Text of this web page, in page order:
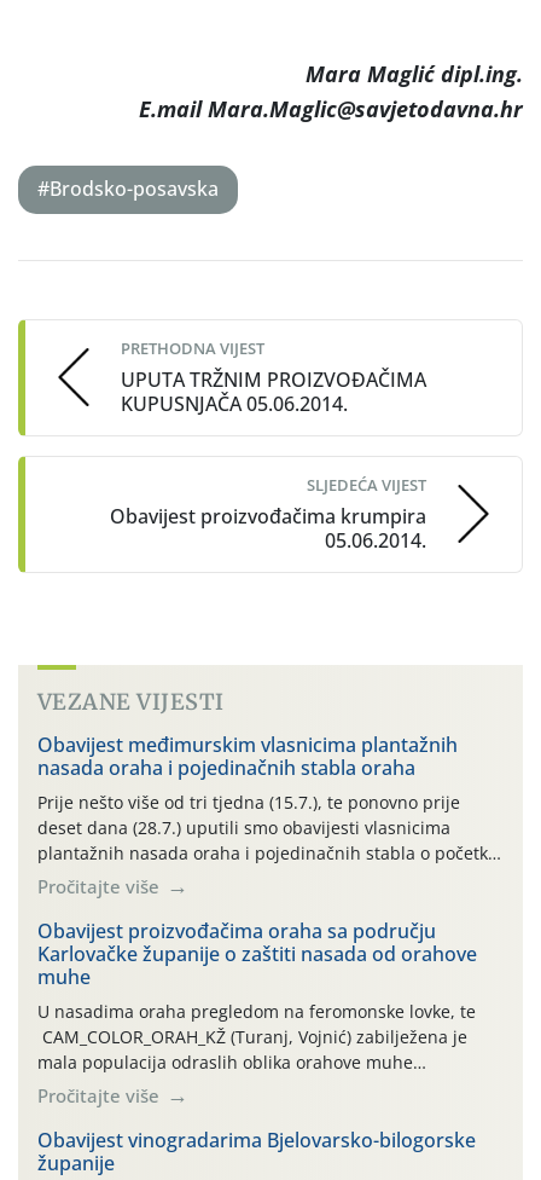
Mara Maglić dipl.ing.
E.mail Mara.Maglic@savjetodavna.hr
#Brodsko-posavska
navigation
PRETHODNA VIJEST
UPUTA TRŽNIM PROIZVOĐAČIMA
KUPUSNJAČA 05.06.2014.
SLJEDEĆA VIJEST
Obavijest proizvođačima krumpira
05.06.2014.
VEZANE VIJESTI
Obavijest međimurskim vlasnicima plantažnih
nasada oraha i pojedinačnih stabla oraha
Prije nešto više od tri tjedna (15.7.), te ponovno prije
deset dana (28.7.) uputili smo obavijesti vlasnicima
plantažnih nasada oraha i pojedinačnih stabla o početku
leta i ovogodišnjoj potrebi usmjerenog suzbijanja
orahove muhe (Rhagoletis completa)! Već dvanaest dana
traje drugi ovogodišnji “toplinski udar”, koji naročito
izražen zadnja šest dana (31.7.-05.8.), jer najviše
temperature zraka svakodnevno […]
Pročitajte više
Obavijest proizvođačima oraha sa području
Karlovačke županije o zaštiti nasada od orahove
muhe
U nasadima oraha pregledom na feromonske lovke, te
CAM_COLOR_ORAH_KŽ (Turanj, Vojnić) zabilježena je
mala populacija odraslih oblika orahove muhe
(Rhagoletis completa). Niska brojnost može se objasniti
činjenicom da je riječ o mladim nasadima s vrlo malim
urodom, što je povezano i s manjim brojem prezimjelih
jedinki. U starijim nasadima, na žutim ljepljivim Rebell
Pročitajte više
Obavijest vinogradarima Bjelovarsko-bilogorske
županije